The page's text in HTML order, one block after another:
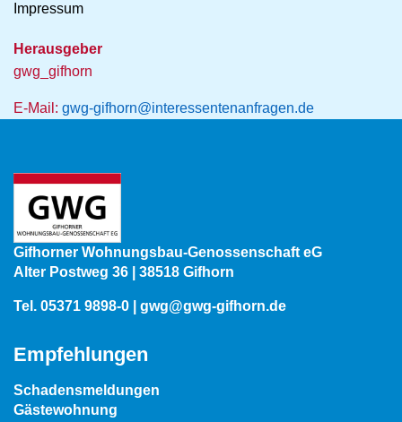
Impressum
Herausgeber
gwg_gifhorn
E-Mail: gwg-gifhorn@interessentenanfragen.de
Gifhorner Wohnungsbau-Genossenschaft eG
Alter Postweg 36 | 38518 Gifhorn
Tel. 05371 9898-0 gwg@gwg-gifhorn.de
Empfehlungen
Schadensmeldungen
Gästewohnung